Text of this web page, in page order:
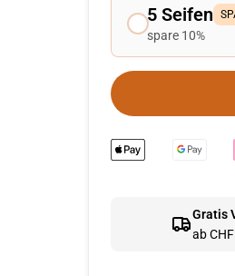
5 Seifen
spare 10%
Gratis
ab